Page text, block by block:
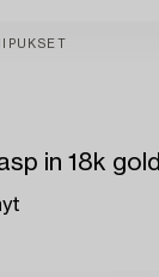
in 18k gold